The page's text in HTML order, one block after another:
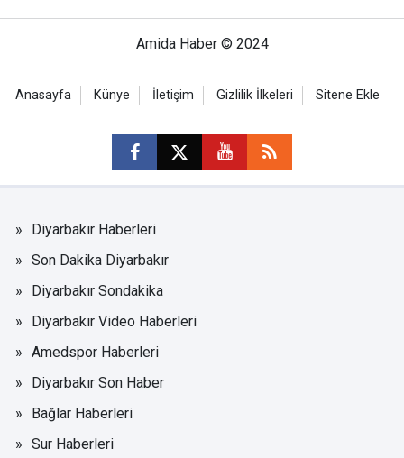
Amida Haber © 2024
Anasayfa Künye İletişim Gizlilik İlkeleri Sitene Ekle
Diyarbakır Haberleri
Son Dakika Diyarbakır
Diyarbakır Sondakika
Diyarbakır Video Haberleri
Amedspor Haberleri
Diyarbakır Son Haber
Bağlar Haberleri
Sur Haberleri